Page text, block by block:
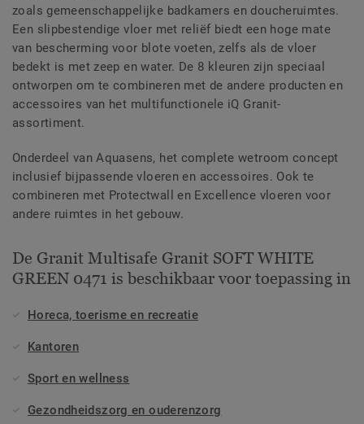
zoals gemeenschappelijke badkamers en doucheruimtes.
Een slipbestendige vloer met reliëf biedt een hoge mate
van bescherming voor blote voeten, zelfs als de vloer
bedekt is met zeep en water. De 8 kleuren zijn speciaal
ontworpen om te combineren met de andere producten en
accessoires van het multifunctionele iQ Granit-
assortiment.
Onderdeel van Aquasens, het complete wetroom concept
inclusief bijpassende vloeren en accessoires. Ook te
combineren met Protectwall en Excellence vloeren voor
andere ruimtes in het gebouw.
De Granit Multisafe Granit SOFT WHITE
GREEN 0471 is beschikbaar voor toepassing in
Horeca, toerisme en recreatie
Kantoren
Sport en wellness
Gezondheidszorg en ouderenzorg